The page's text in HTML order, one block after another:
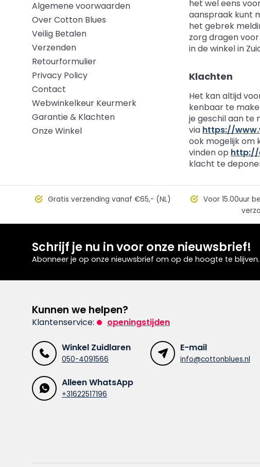
Algemene voorwaarden
Over Cotton Blues
Veilig Betalen
Verzenden
Retourformulier
Privacy Policy
Contact
Webwinkelkeur Keurmerk
Garantie & Klachten
Onze Winkel
het wel eens
aanspraak kunt
het gebrek
zorg dragen
in de winkel in
Klachten
Het kan altijd
kenbaar te
je geschil aan te
via https://
ook mogelijk om
vinden op http://
klacht te
Gratis verzending vanaf €65,- (NL)
Voor 15.00uur
Schrijf je nu in voor onze nieuwsbrief!
Abonneer je op onze nieuwsbrief om op de hoogte te blijven.
Kunnen we helpen?
Klantenservice: openingstijden
Winkel Zuidlaren
050-4091566
E-mail
info@cottonblues.nl
Alleen WhatsApp
+31622517196